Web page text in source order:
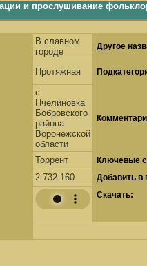
и прослушивание
В славном
городе
Другое
Протяжная
с.
Пчелиновка
Бобровского
района
Воронежской
области
Торрент
Ключевые
2 732 160
Добавить в
Скачать: